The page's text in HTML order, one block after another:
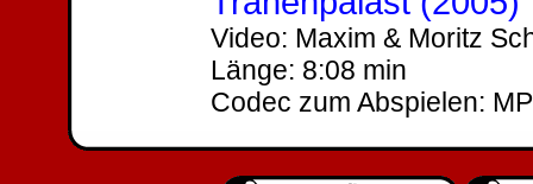
Video: Maxim & Moritz
Länge: 8:08 min
Codec zum Abspielen: